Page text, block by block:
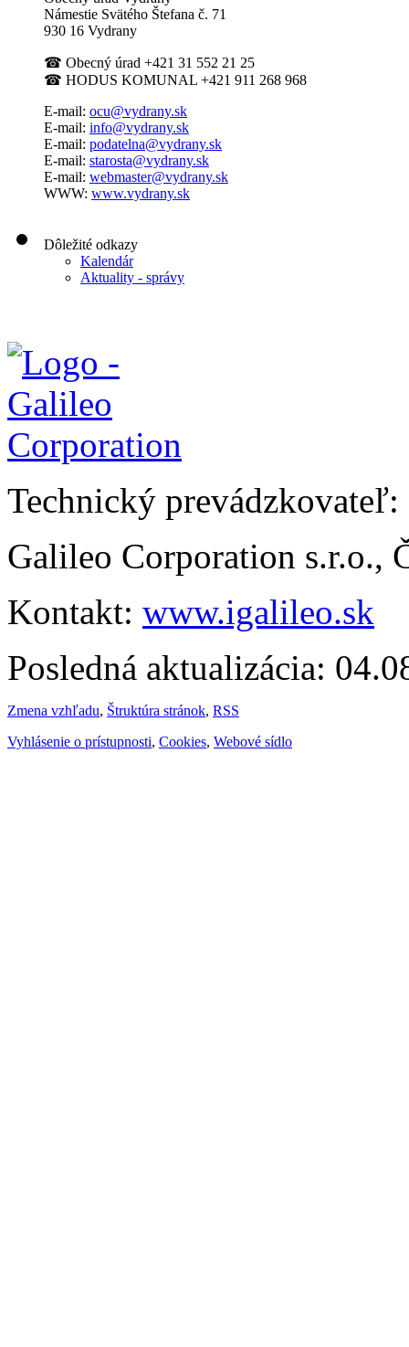
Námestie Svätého Štefana č. 71
930 16 Vydrany
☎ Obecný úrad +421 31 552 21 25
☎ HODUS KOMUNAL +421 911 268 968
E-mail: ocu@vydrany.sk
E-mail: info@vydrany.sk
E-mail: podatelna@vydrany.sk
E-mail: starosta@vydrany.sk
E-mail: webmaster@vydrany.sk
WWW: www.vydrany.sk
Dôležité odkazy
Kalendár
Aktuality - správy
Technický prevádzkovateľ:
Galileo Corporation s.r.o.,
Kontakt: www.igalileo.sk
Posledná aktualizácia:
Zmena vzhľadu, Štruktúra stránok, RSS
Vyhlásenie o prístupnosti, Cookies, Webové sídlo